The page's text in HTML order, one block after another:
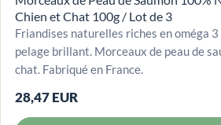
Chien et Chat 100g / Lot de 3
Friandises naturelles riches en oméga
pelage brillant. Morceaux de peau de
chat. Fabriqué en France.
28,47 EUR